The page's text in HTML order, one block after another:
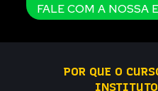
FALE COM A NOSSA
POR QUE O